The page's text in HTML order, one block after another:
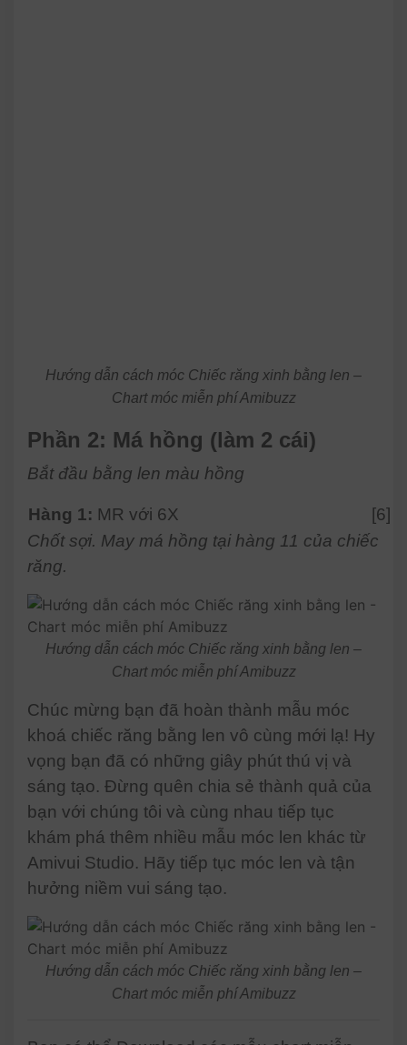
Hướng dẫn cách móc Chiếc răng xinh bằng len –
Chart móc miễn phí Amibuzz
Phần 2: Má hồng (làm 2 cái)
Bắt đầu bằng len màu hồng
Hàng 1: MR với 6X
[6]
Chốt sợi. May má hồng tại hàng 11 của chiếc
răng.
Hướng dẫn cách móc Chiếc răng xinh bằng len –
Chart móc miễn phí Amibuzz
Chúc mừng bạn đã hoàn thành mẫu móc
khoá chiếc răng bằng len vô cùng mới lạ! Hy
vọng bạn đã có những giây phút thú vị và
sáng tạo. Đừng quên chia sẻ thành quả của
bạn với chúng tôi và cùng nhau tiếp tục
khám phá thêm nhiều mẫu móc len khác từ
Amivui Studio. Hãy tiếp tục móc len và tận
hưởng niềm vui sáng tạo.
Hướng dẫn cách móc Chiếc răng xinh bằng len –
Chart móc miễn phí Amibuzz